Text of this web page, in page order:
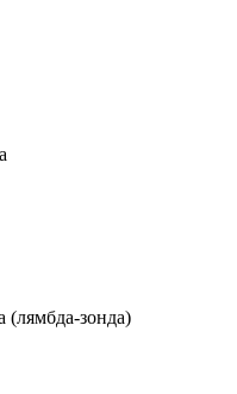
(лямбда-зонда)